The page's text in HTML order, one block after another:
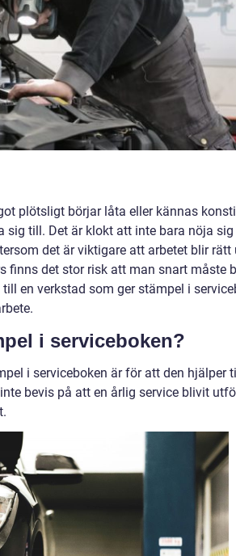
plötsligt börjar låta eller kännas
till. Det är klokt att inte bara nöja
det är viktigare att arbetet blir rätt
finns det stor risk att man snart måste
en verkstad som ger stämpel i
i serviceboken?
i serviceboken är för att den hjälper
bevis på att en årlig service blivit